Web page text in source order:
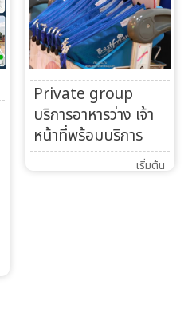
Private group
บริการอาหารว่าง เจ้า
หน้าที่พร้อมบริการ
เริ่มต้น